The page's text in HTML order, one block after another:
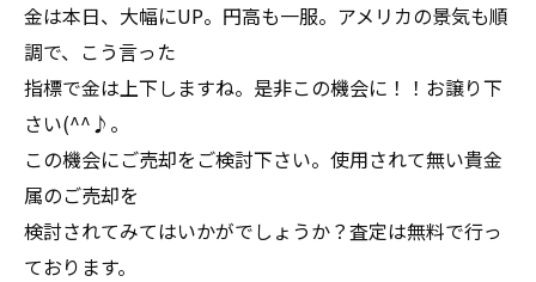
金は本日、大幅にUP。円高も一服。アメリカの景気も順
調で、こう言った
指標で金は上下しますね。是非この機会に！！お譲り下
さい(^^♪。
この機会にご売却をご検討下さい。使用されて無い貴金
属のご売却を
検討されてみてはいかがでしょうか？査定は無料で行っ
ております。